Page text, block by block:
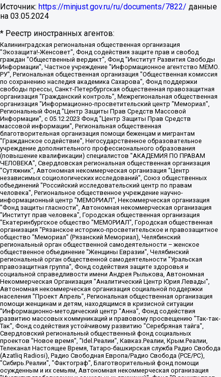
Источник: https://minjust.gov.ru/ru/documents/7822/ данные
на 03.05.2024
* Реестр иностранных агентов:
Калининградская региональная общественная организация "Экозащита!-Женсовет", Фонд содействия защите прав и свобод граждан "Общественный вердикт", Фонд "Институт Развития Свободы Информации", Частное учреждение "Информационное агентство МЕМО. РУ", Региональная общественная организация "Общественная комиссия по сохранению наследия академика Сахарова", Фонд поддержки свободы прессы, Санкт-Петербургская общественная правозащитная организация "Гражданский контроль", Межрегиональная общественная организация "Информационно-просветительский центр "Мемориал", Региональный Фонд "Центр Защиты Прав Средств Массовой Информации", с 05.12.2023 Фонд "Центр Защиты Прав Средств массовой информации", Региональная общественная благотворительная организация помощи беженцам и мигрантам "Гражданское содействие", Негосударственное образовательное учреждение дополнительного профессионального образования (повышение квалификации) специалистов "АКАДЕМИЯ ПО ПРАВАМ ЧЕЛОВЕКА", Свердловская региональная общественная организация "Сутяжник", Автономная некоммерческая организация "Центр независимых социологических исследований", Союз общественных объединений "Российский исследовательский центр по правам человека", Региональное общественное учреждение научно-информационный центр "МЕМОРИАЛ", Некоммерческая организация "Фонд защиты гласности", Автономная некоммерческая организация "Институт прав человека", Городская общественная организация "Екатеринбургское общество "МЕМОРИАЛ", Городская общественная организация "Рязанское историко-просветительское и правозащитное общество "Мемориал" (Рязанский Мемориал), Челябинский региональный орган общественной самодеятельности – женское общественное объединение "Женщины Евразии", Челябинский региональный орган общественной самодеятельности "Уральская правозащитная группа", Фонд содействия защите здоровья и социальной справедливости имени Андрея Рылькова, Автономная Некоммерческая Организация "Аналитический Центр Юрия Левады", Автономная некоммерческая организация социальной поддержки населения "Проект Апрель", Региональная общественная организация помощи женщинам и детям, находящимся в кризисной ситуации "Информационно-методический центр "Анна", Фонд содействия развитию массовых коммуникаций и правовому просвещению "Так-так-Так", Фонд содействия устойчивому развитию "Серебряная тайга", Свердловский региональный общественный фонд социальных проектов "Новое время", "Idel.Реалии", Кавказ.Реалии, Крым.Реалии, Телеканал Настоящее Время, Татаро-башкирская служба Радио Свобода (Azatliq Radiosi), Радио Свободная Европа/Радио Свобода (PCE/PC), "Сибирь.Реалии", "Фактограф", Благотворительный фонд помощи осужденным и их семьям, Автономная некоммерческая организация "Институт глобализации и социальных движений", Фонд "В защиту прав заключенных", Частное учреждение "Центр поддержки и содействия развитию средств массовой информации", Пензенский региональный общественный благотворительный фонд "Гражданский союз", "Север.Реалии", Некоммерческая организация Фонд "Правовая инициатива", Общество с ограниченной ответственностью "Радио Свободная Европа/Радио Свобода", Чешское информационное агентство "MEDIUM-ORIENT", Красноярская региональная общественная организация "Мы против СПИДа", Камалягин Денис Николаевич, Маркелов Сергей Евгеньевич, Пономарев Лев Александрович, Савицкая Людмила Алексеевна, Автономная некоммерческая организация "Центр по работе с проблемой насилия "НАСИЛИЮ.НЕТ", Межрегиональный профессиональный союз работников здравоохранения "Альянс врачей", Юридическое лицо, зарегистрированное в Латвийской Республике, SIA "Medusa Project" (регистрационный номер 40103797863, дата регистрации 10.06.2014), Некоммерческая организация "Фонд по борьбе с коррупцией", Автономная некоммерческая организация "Институт права и публичной политики", Баданин Роман Сергеевич, Гликин Максим Александрович, Железнова Мария Михайловна, Лукьянова Юлия Сергеевна, Маетная Елизавета Витальевна, Маняхин Петр Борисович, Чуракова Ольга Владимировна, Ярош Юлия Петровна, Юридическое лицо "The Insider SIA", зарегистрированное в Риге, Латвийская Республика (дата регистрации 26.06.2015), являющееся администратором доменного имени интернет-издания "The Insider SIA", https://theins.ru, Постернак Алексей Евгеньевич, Рубин Михаил Аркадьевич, Анин Роман Александрович, Юридическое лицо Istories fonds, зарегистрированное в Латвийской Республике (регистрационный номер 50008295751, дата регистрации 24.02.2020), Великовский Дмитрий Александрович, Долинина Ирина Николаевна, Мароховская Алеся Алексеевна, Шлейнов Роман Юрьевич, Шмагун Олеся Валентиновна, Общество с ограниченной ответственностью "Альтаир 2021", Общество с ограниченной ответственностью "Вега 2021", Общество с ограниченной ответственностью "Главный редактор 2021", Общество с ограниченной ответственностью "Ромашки монолит", Важенков Артем Валерьевич, Ивановская областная общественная организация "Центр гендерных исследований", Гурман Юрий Альбертович, Медиапроект "ОВД-Инфо", Егоров Владимир Владимирович, Жилинский Владимир Александрович, Общество с ограниченной ответственностью "ЗП", Иванова София Юрьевна, Карезина Инна Павловна, Кильтау Екатерина Викторовна, Петров Алексей Викторович, Пискунов Сергей Евгеньевич, Смирнов Сергей Сергеевич, Тихонов Михаил Сергеевич, Общество с ограниченной ответственностью "ЖУРНАЛИСТ-ИНОСТРАННЫЙ АГЕНТ", Арапова Галина Юрьевна, Вольтская Татьяна Анатольевна, Американская компания "Mason G.E.S. Anonymous Foundation" (США), являющаяся владельцем интернет-издания https://mnews.world/, Компания "Stichting Bellingcat", зарегистрированная в Нидерландах (дата регистрации 11.07.2018), Захаров Андрей Вячеславович, Клепиковская Екатерина Дмитриевна, Общество с ограниченной ответственностью "МЕМО", Перл Роман Александрович, Симонов Евгений Алексеевич, Соловьева Елена Анатольевна, Сотников Даниил Владимирович, Сурначева Елизавета Дмитриевна, Автономная некоммерческая организация по защите прав человека и информированию населения "Якутия – Наше Мнение", Общество с ограниченной ответственностью "Москоу диджитал медиа", с 26.01.2023 Общество с ограниченной ответственностью "Чайка Белые сады", Ветошкина Валерия Валерьевна, Заговора Максим Александрович, Межрегиональное общественное движение "Российская ЛГБТ - сеть", Оленичев Максим Владимирович, Павлов Иван Юрьевич, Скворцова Елена Сергеевна, Общество с ограниченной ответственностью "Как бы инагент", Кочетков Игорь Викторович, Общество с ограниченной ответственностью "Честные выборы", Еланчик Олег Александрович, Общество с ограниченной ответственностью "Нобелевский призыв", Гималова Регина Эмилевна, Григорьев Андрей Валерьевич, Григорьева Алина Александровна, Ассоциация по содействию защите прав призывников, альтернативнослужащих и военнослужащих "Правозащитная группа "Гражданин.Армия.Право", Хисамова Регина Фаритовна, Автономная некоммерческая организация по реализации социально-правовых программ "Лилит", Дальневосточное общественное движение "Маяк", Санкт-Петербургская ЛГБТ-инициативная группа "Выход", Инициативная группа ЛГБТ+ "Реверс", Алексеев Андрей Викторович, Бекбулатова Таисия Львовна, Беляев Иван Михайлович, Владыкина Елена Сергеевна, Гельман Марат Александрович, Никульшина Вероника Юрьевна, Толоконникова Надежда Андреевна, Шендерович Виктор Анатольевич, Общество с ограниченной ответственностью "Данное сообщение", Общество с ограниченной ответственностью Издательский дом "Новая глава", Айнбиндер Александра Александровна, Московский комьюнити-центр для ЛГБТ+инициатив, Благотворительный фонд развития филантропии, Deutsche Welle (Германия, Kurt-Schumacher-Strasse 3, 53113 Bonn), Борзунова Мария Михайловна, Воробьев Виктор Викторович, Голубева Анна Львовна, Константинова Алла Михайловна, Малкова Ирина Владимировна, Мурадов Мурад Абдулгалимович, Осетинская Елизавета Николаевна, Понасенков Евгений Николаевич, Ганапольский Матвей Юрьевич, Киселев Евгений Алексеевич, Борухович Ирина Григорьевна, Дремин Иван Тимофеевич, Дубровский Дмитрий Викторович, Красноярская региональная общественная организация поддержки и развития альтернативных образовательных технологий и межкультурных коммуникаций "ИНТЕРРА", Маяковская Екатерина Алексеевна, Фейгин Марк Захарович, Филимонов Андрей Викторович, Дзугкоева Регина Николаевна, Доброхотов Роман Александрович, Дудь Юрий Александрович, Елкин Сергей Владимирович, Кругликов Кирилл Игоревич, Сабунаева Мария Леонидовна, Семенов Алексей Владимирович, Шаинян Карен Багратович, Шульман Екатерина Михайловна, Асафьев Артур Валерьевич, Вахштайн Виктор Семенович, Венедиктов Алексей Алексеевич, Лушникова Екатерина Евгеньевна, Волков Леонид Михайлович, Невзоров Александр Глебович, Пархоменко Сергей Борисович, Сироткин Ярослав Николаевич, Кара-Мурза Владимир Владимирович, Баранова Наталья Владимировна, Гозман Леонид Яковлевич, Кагарлицкий Борис Юльевич, Климарев Михаил Валерьевич, Милов Владимир Станиславович, Автономная некоммерческая организация Краснодарский центр современного искусства "Типография", Моргенштерн Алишер Тагирович, Соболь Любовь Эдуардовна, Общество с ограниченной ответственностью "ЛИЗА НОРМ", Каспаров Гарри Кимович, Ходорковский Михаил Борисович, Общество с ограниченной ответственностью "Апрельские тезисы", Данилович Ирина Брониславовна, Кашин Олег Владимирович, Петров Николай Владимирович, Пивоваров Алексей Владимирович, Соколов Михаил Владимирович, Цветкова Юлия Владимировна, Чичваркин Евгений Александрович, Комитет против пыток/Команда против пыток, Общество с ограниченной ответственностью "Первый научный", Общество с ограниченной ответственностью "Вертолет и ко", Белоцерковская Вероника Борисовна, Кац Максим Евгеньевич, Лазарева Татьяна Юрьевна, Шаведдинов Руслан Табризович, Яшин Илья Валерьевич, Общество с ограниченной ответственностью "Иноагент ААВ", Алешковский Дмитрий Петрович, Альбац Евгения Марковна, Быков Дмитрий Львович, Галямина Юлия Евгеньевна, Лойко Сергей Леонидович, Мартынов Кирилл Константинович, Медведев Сергей Александрович, Крашенинников Федор Геннадиевич, Гордеева Катерина Вл